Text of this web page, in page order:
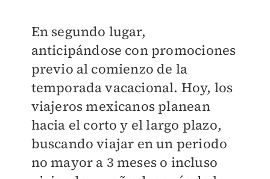
En segundo lugar,
anticipándose con promociones
previo al comienzo de la
temporada vacacional. Hoy, los
viajeros mexicanos planean
hacia el corto y el largo plazo,
buscando viajar en un periodo
no mayor a 3 meses o incluso